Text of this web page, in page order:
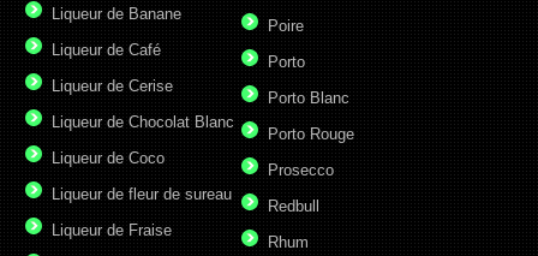
Liqueur de Banane
Liqueur de Café
Liqueur de Cerise
Liqueur de Chocolat Blanc
Liqueur de Coco
Liqueur de fleur de sureau
Liqueur de Fraise
Poire
Porto
Porto Blanc
Porto Rouge
Prosecco
Redbull
Rhum